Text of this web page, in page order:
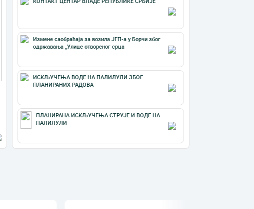
Измене саобраћаја за возила ЈГП-а у Борчи због
одржавања „Улице отвореног срца
ИСКЉУЧЕЊА ВОДЕ НА ПАЛИЛУЛИ ЗБОГ
ПЛАНИРАНИХ РАДОВА
ПЛАНИРАНА ИСКЉУЧЕЊА СТРУЈЕ И ВОДЕ НА
ПАЛИЛУЛИ